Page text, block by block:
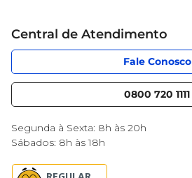
Sobre Privacidade
Nossas lojas
Código de Ética
Serviços
Central de Atendimento
Fale Conosco
0800 720 1111
Segunda à Sexta: 8h às 20h
Sábados: 8h às 18h